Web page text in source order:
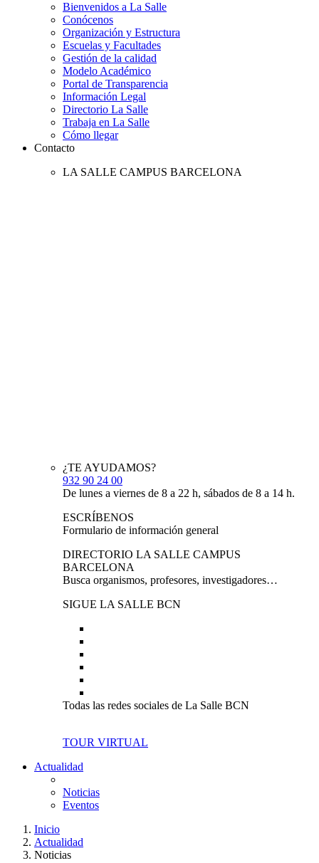
Bienvenidos a La Salle
Conócenos
Organización y Estructura
Escuelas y Facultades
Gestión de la calidad
Modelo Académico
Portal de Transparencia
Información Legal
Directorio La Salle
Trabaja en La Salle
Cómo llegar
Contacto
LA SALLE CAMPUS BARCELONA
¿TE AYUDAMOS?
932 90 24 00
De lunes a viernes de 8 a 22 h, sábados de 8 a 14 h.
ESCRÍBENOS
Formulario de información general
DIRECTORIO LA SALLE CAMPUS
BARCELONA
Busca organismos, profesores, investigadores…
SIGUE LA SALLE BCN
Todas las redes sociales de La Salle BCN
TOUR VIRTUAL
Actualidad
Noticias
Eventos
Inicio
Actualidad
Noticias